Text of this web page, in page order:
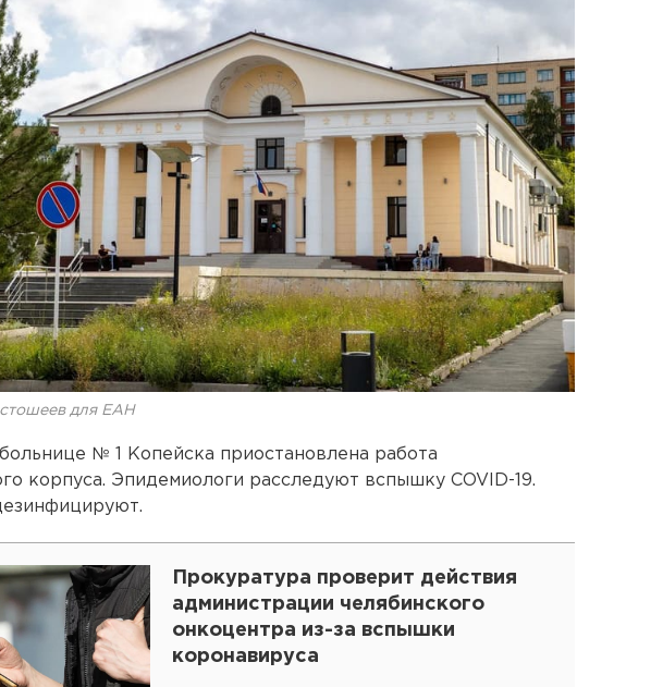
для ЕАН
№ 1 Копейска приостановлена работа
корпуса. Эпидемиологи расследуют вспышку COVID-19.
Прокуратура проверит действия
администрации челябинского
онкоцентра из-за вспышки
коронавируса